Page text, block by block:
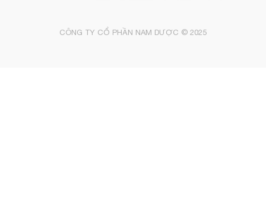
CÔNG TY CỔ PHẦN NAM DƯỢC © 2025